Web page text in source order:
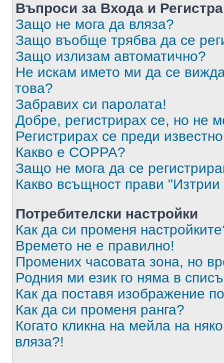
Въпроси за Входа и
Защо не мога да вляза?
Защо въобще трябва да се
Защо излизам автоматично?
Не искам името ми да се
това?
Забравих си паролата!
Добре, регистрирах се, но не
Регистрирах се преди
Какво е COPPA?
Защо не мога да се
Какво всъщност прави "Изтрии
Потребителски настройки
Как да си променя
Времето не е правилно!
Промених часовата зона, но
Родния ми език го няма в
Как да поставя изображение
Как да си променя ранга?
Когато кликна на мейла на
вляза?!